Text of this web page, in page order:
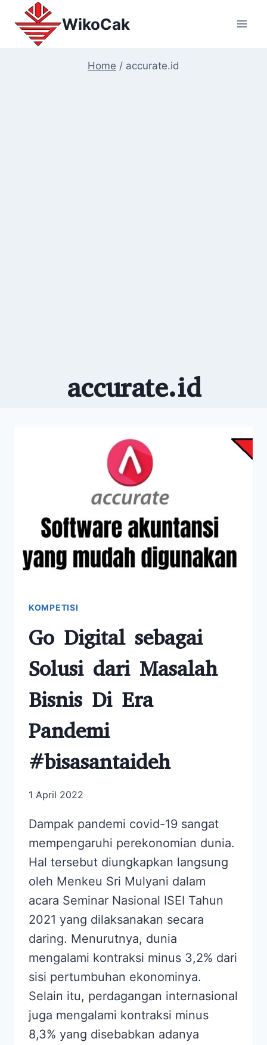
content
WikoCak
Home / accurate.id
accurate.id
KOMPETISI
Go Digital sebagai
Solusi dari Masalah
Bisnis Di Era
Pandemi
#bisasantaideh
1 April 2022
Dampak pandemi covid-19 sangat
mempengaruhi perekonomian dunia.
Hal tersebut diungkapkan langsung
oleh Menkeu Sri Mulyani dalam
acara Seminar Nasional ISEI Tahun
2021 yang dilaksanakan secara
daring. Menurutnya, dunia
mengalami kontraksi minus 3,2% dari
sisi pertumbuhan ekonominya.
Selain itu, perdagangan internasional
juga mengalami kontraksi minus
8,3% yang disebabkan adanya